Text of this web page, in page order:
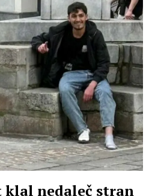
nedaleč stran